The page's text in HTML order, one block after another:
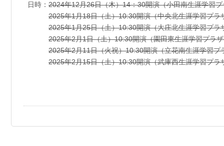
日時： 2024年12月26日（木）14：30開演（小田南生涯学習プ
2025年1月18日（土）10:30開演（中央北生涯学習プラ
2025年1月25日（土）10:30開演（大庄北生涯学習プラ
2025年2月1日（土）10:30開演（園田東生涯学習プラ
2025年2月11日（火祝）10:30開演（立花南生涯学習プ
2025年2月15日（土）10:30開演（武庫西生涯学習プラ